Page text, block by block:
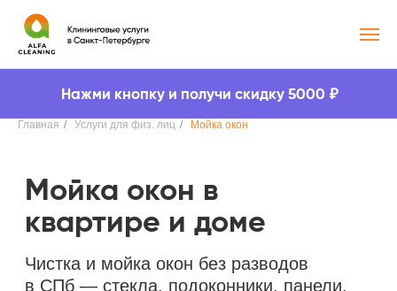
Нажми кнопку и получи скидку 5000₽
Главная / Услуги для физ. лиц / Мойка окон
Чистка и мойка окон без разводов
в СПб — стекла, подоконники, панели.
Мы используем профессиональную
безопасную химию и профессиональное
Запланированные регулярные визиты
или срочный вызов клинеров
Мойка окон в